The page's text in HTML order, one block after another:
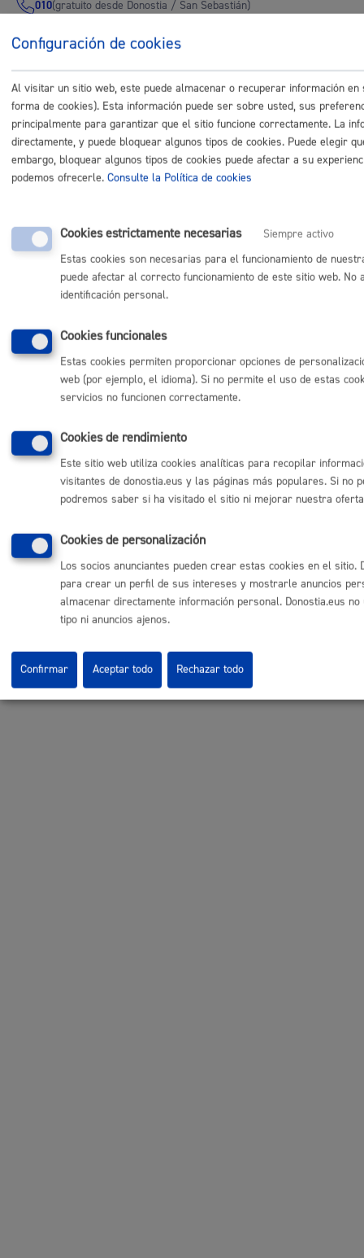
010(gratuito desde Donostia / San Sebastián)
Buzón de la ciudadanía
Informar de un error en la web
Enlaces útiles
Ofertas de empleo
Perfil del contratante
Sede electrónica
Mapa web
Otras páginas web corporativas
Donostia Kultura
Donostia Turismo
Fomento de San Sebastián
Ijentea 1, 20003 Donostia / San Sebastián
Aviso legal
Política de privacidad
Política de cookies
Declaración de accesibilidad
Configuración de cookies
Al visitar un sitio web, este puede almacenar o recuperar información en
forma de cookies). Esta información puede ser sobre usted, sus
principalmente para garantizar que el sitio funcione correctamente. La
directamente, y puede bloquear algunos tipos de cookies. Puede elegir
embargo, bloquear algunos tipos de cookies puede afectar a su
podemos ofrecerle. Consulte la Política de cookies
Cookies estrictamente necesarias
Siempre activo
Estas cookies son necesarias para el funcionamiento de
puede afectar al correcto funcionamiento de este sitio web. No
identificación personal.
Cookies funcionales
Estas cookies permiten proporcionar opciones de
web (por ejemplo, el idioma). Si no permite el uso de estas
servicios no funcionen correctamente.
Cookies de rendimiento
Este sitio web utiliza cookies analíticas para recopilar
visitantes de donostia.eus y las páginas más populares. Si no
podremos saber si ha visitado el sitio ni mejorar nuestra
Cookies de personalización
Los socios anunciantes pueden crear estas cookies en el sitio.
para crear un perfil de sus intereses y mostrarle anuncios
almacenar directamente información personal. Donostia.eus
tipo ni anuncios ajenos.
Rechazar todo
Confirmar Aceptar todo